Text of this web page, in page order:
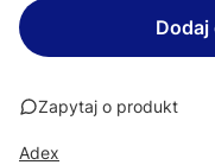
Dodaj
Zapytaj o produkt
Adex